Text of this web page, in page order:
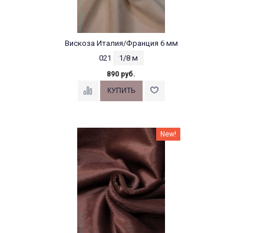
Вискоза Италия/Франция 6 мм
021
1/8 м
890 руб.
New!